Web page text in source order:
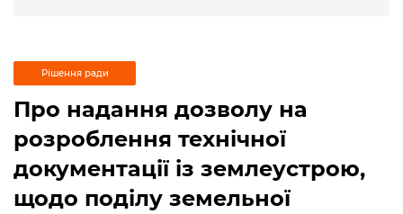
Рішення ради
Про надання дозволу на
розроблення технічної
документації із землеустрою,
щодо поділу земельної